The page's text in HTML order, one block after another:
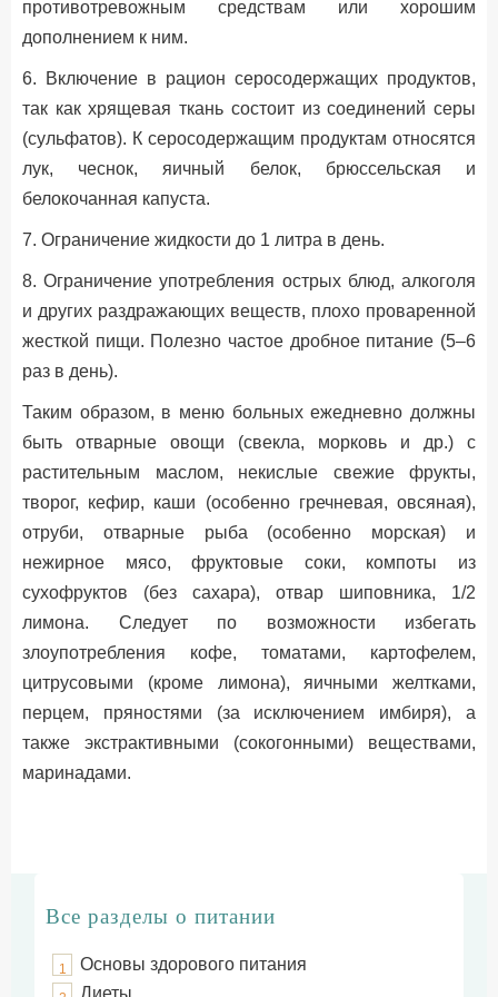
противотревожным средствам или хорошим
дополнением к ним.
6. Включение в рацион серосодержащих продуктов,
так как хрящевая ткань состоит из соединений серы
(сульфатов). К серосодержащим продуктам относятся
лук, чеснок, яичный белок, брюссельская и
белокочанная капуста.
7. Ограничение жидкости до 1 литра в день.
8. Ограничение употребления острых блюд, алкоголя
и других раздражающих веществ, плохо проваренной
жесткой пищи. Полезно частое дробное питание (5–6
раз в день).
Таким образом, в меню больных ежедневно должны
быть отварные овощи (свекла, морковь и др.) с
растительным маслом, некислые свежие фрукты,
творог, кефир, каши (особенно гречневая, овсяная),
отруби, отварные рыба (особенно морская) и
нежирное мясо, фруктовые соки, компоты из
сухофруктов (без сахара), отвар шиповника, 1/2
лимона. Следует по возможности избегать
злоупотребления кофе, томатами, картофелем,
цитрусовыми (кроме лимона), яичными желтками,
перцем, пряностями (за исключением имбиря), а
также экстрактивными (сокогонными) веществами,
маринадами.
Все разделы о питании
1 Основы здорового питания
Диеты